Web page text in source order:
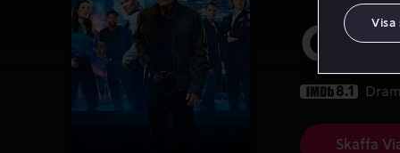
8.1
Skaffa
Visa